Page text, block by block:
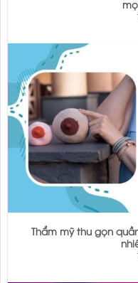
Thẩm mỹ thu gọn